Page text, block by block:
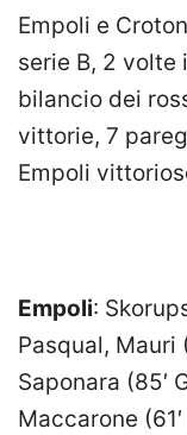
Empoli e
serie B, 2 volte
bilancio dei
vittorie, 7
Empoli
Empoli:
Pasqual, Mauri
Saponara (85′
Maccarone